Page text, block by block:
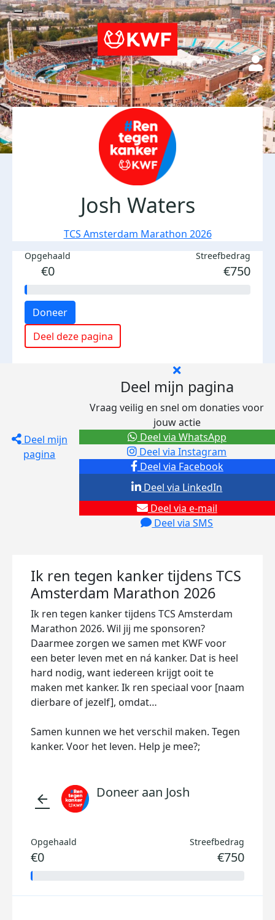
Josh Waters
TCS Amsterdam Marathon 2026
Opgehaald
€0
Streefbedrag
€750
Doneer
Deel deze pagina
Deel mijn
pagina
Deel mijn pagina
Vraag veilig en snel om donaties voor
jouw actie
Deel via Facebook
Deel via Instagram
Deel via e-mail
Deel via SMS
Deel via LinkedIn
Deel via WhatsApp
Ik ren tegen kanker tijdens TCS
Amsterdam Marathon 2026
Ik ren tegen kanker tijdens TCS Amsterdam
Marathon 2026. Wil jij me sponsoren?
Daarmee zorgen we samen met KWF voor
een beter leven met en ná kanker. Dat is heel
hard nodig, want iedereen krijgt ooit te
maken met kanker. Ik ren speciaal voor [naam
dierbare of jezelf], omdat…
Samen kunnen we het verschil maken. Tegen
kanker. Voor het leven. Help je mee?;
arrow_back Doneer aan Josh
Opgehaald
€0
Streefbedrag
€750